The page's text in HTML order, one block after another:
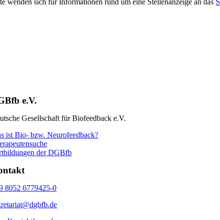
e.V.
Gesellschaft für Biofeedback e.V.
ist Bio- bzw. Neurofeedback?
der DGBfb
8052 6779425-0